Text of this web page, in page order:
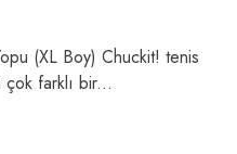
(XL Boy) Chuckit! tenis
çok farklı bir...